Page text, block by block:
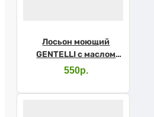
Лосьон моющий
GENTELLI с маслом
виноградных
пантенолом 400мл
550р.